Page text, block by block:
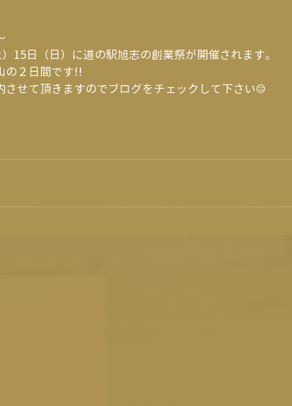
15日（日）に道の駅旭志の創業祭が開催されます。
の２日間です!!
させて頂きますのでブログをチェックして下さい☺